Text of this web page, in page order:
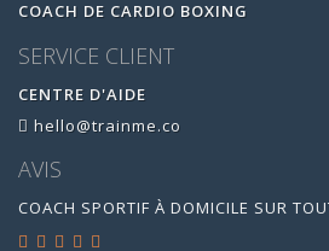
COACH DE CARDIO BOXING
SERVICE CLIENT
CENTRE D'AIDE
hello@trainme.co
AVIS
COACH SPORTIF À DOMICILE SUR